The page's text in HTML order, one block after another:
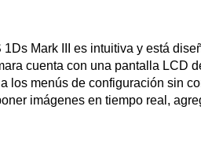
Mark III es intuitiva y está
cuenta con una pantalla LCD
los menús de configuración sin
imágenes en tiempo real,